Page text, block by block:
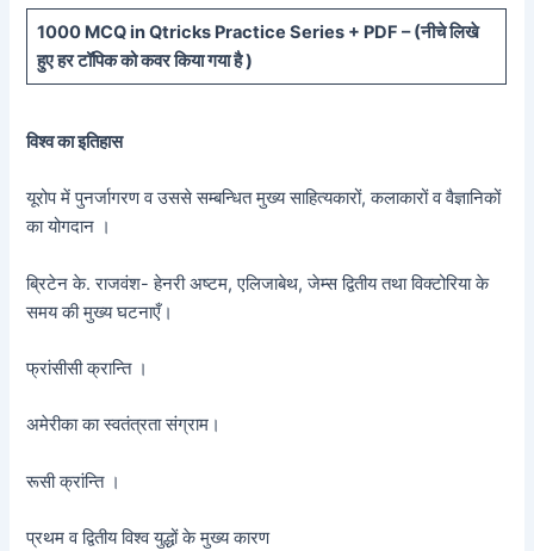
1000 MCQ in Qtricks Practice Series + PDF – (नीचेलिखे
हुएहर टॉपिक को कवर किया गया है )
विश्व का इतिहास
यूरोप में पुनर्जागरण व उससे सम्बन्धित मुख्य साहित्यकारों, कलाकारों व वैज्ञानिकों
का योगदान ।
ब्रिटेन के. राजवंश- हेनरी अष्टम, एलिजाबेथ, जेम्स द्वितीय तथा विक्टोरिया के
समय की मुख्य घटनाएँ।
फ्रांसीसी क्रान्ति ।
अमेरीका का स्वतंत्रता संग्राम।
रूसी क्रांन्ति ।
प्रथम व द्वितीय विश्व युद्धों के मुख्य कारण